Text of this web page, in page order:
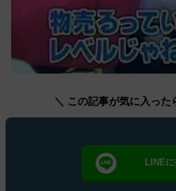
＼ この記事が気に入った
LINE